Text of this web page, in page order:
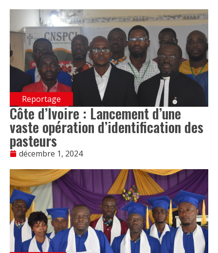
Reportage
Côte d’Ivoire : Lancement d’une
vaste opération d’identification des
pasteurs
décembre 1, 2024